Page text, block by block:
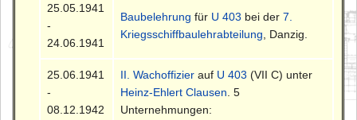
25.05.1941
-
24.06.1941
Baubelehrung für U 403 bei der7.
Kriegsschiffbaulehrabteilung , Danzig.
25.06.1941
-
08.12.1942
II. Wachoffizier auf U 403 (VII C) unter
Heinz-Ehlert Clausen . 5
Unternehmungen: